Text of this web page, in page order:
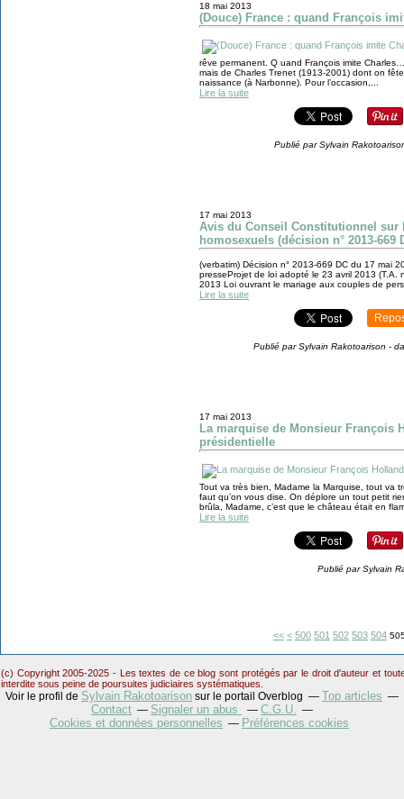
18 mai 2013
(Douce) France : quand François
rêve permanent. Q uand François imite
mais de Charles Trenet (1913-2001) dont on
naissance (à Narbonne). Pour l’occasion,...
Lire la suite
Publié par Sylvain
17 mai 2013
Avis du Conseil Constitutionnel sur
homosexuels (décision n° 2013-669
(verbatim) Décision n° 2013-669 DC du 17 mai
presseProjet de loi adopté le 23 avril 2013 (T.A.
2013 Loi ouvrant le mariage aux couples de
Lire la suite
Publié par Sylvain Rakotoarison -
17 mai 2013
La marquise de Monsieur François
présidentielle
Tout va très bien, Madame la Marquise, tout va
faut qu’on vous dise. On déplore un tout petit
brûla, Madame, c’est que le château était en
Lire la suite
Publié par Sylvain
<< < 500 501 502 503 504
(c) Copyright 2005-2025 - Les textes de ce blog sont protégés par le droit d'auteur et
interdite sous peine de poursuites judiciaires systématiques.
Voir le profil de Sylvain Rakotoarison sur le portail Overblog
Top articles
Contact
Signaler un abus
C.G.U.
Cookies et données personnelles
Préférences cookies